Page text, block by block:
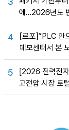
에…2026년도
4
[르포]“PLC 안
데모센터서 본
5
[2026 전력전
고전압 시장 토